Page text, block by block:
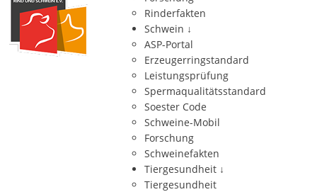
Rinderfakten
Schwein ↓
ASP-Portal
Erzeugerringstandard
Leistungsprüfung
Spermaqualitätsstandard
Soester Code
Schweine-Mobil
Forschung
Schweinefakten
Tiergesundheit ↓
Tiergesundheit